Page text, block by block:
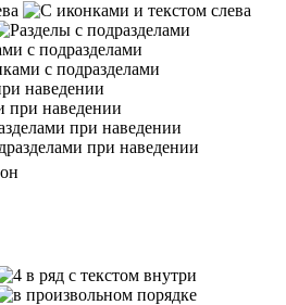
с подразделами
наведении
при наведении